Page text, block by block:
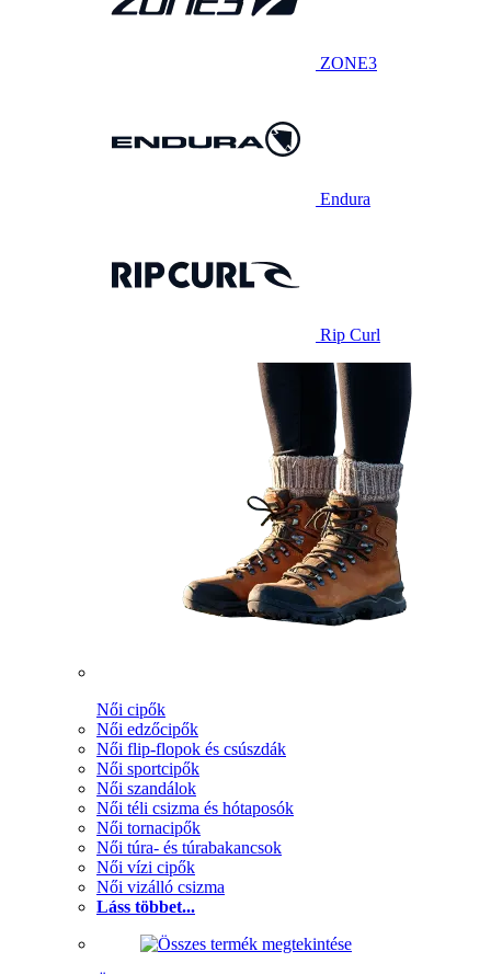
ZONE3
Endura
Rip Curl
Női cipők
Női edzőcipők
Női flip-flopok és csúszdák
Női sportcipők
Női szandálok
Női téli csizma és hótaposók
Női tornacipők
Női túra- és túrabakancsok
Női vízi cipők
Női vizálló csizma
Láss többet...